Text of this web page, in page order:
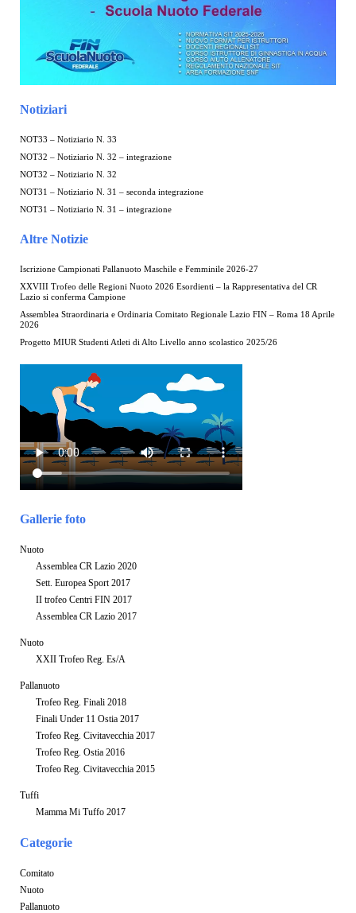
Notiziari
NOT33 – Notiziario N. 33
NOT32 – Notiziario N. 32 – integrazione
NOT32 – Notiziario N. 32
NOT31 – Notiziario N. 31 – seconda integrazione
NOT31 – Notiziario N. 31 – integrazione
Altre Notizie
Iscrizione Campionati Pallanuoto Maschile e Femminile 2026-27
XXVIII Trofeo delle Regioni Nuoto 2026 Esordienti – la Rappresentativa del CR
Lazio si conferma Campione
Assemblea Straordinaria e Ordinaria Comitato Regionale Lazio FIN – Roma 18 Aprile
2026
Progetto MIUR Studenti Atleti di Alto Livello anno scolastico 2025/26
Gallerie foto
Nuoto
Assemblea CR Lazio 2020
Sett. Europea Sport 2017
II trofeo Centri FIN 2017
Assemblea CR Lazio 2017
Nuoto
XXII Trofeo Reg. Es/A
Pallanuoto
Trofeo Reg. Finali 2018
Finali Under 11 Ostia 2017
Trofeo Reg. Civitavecchia 2017
Trofeo Reg. Ostia 2016
Trofeo Reg. Civitavecchia 2015
Tuffi
Mamma Mi Tuffo 2017
Categorie
Comitato
Nuoto
Pallanuoto